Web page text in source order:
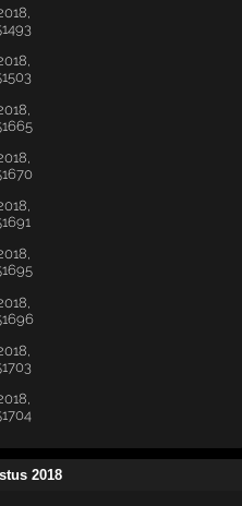
2018